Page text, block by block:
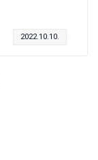
2022.10.10.